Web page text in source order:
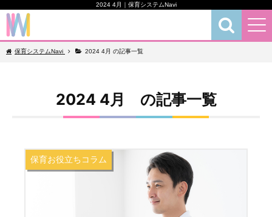
2024 4月｜保育システムNavi
保育システムNavi 2024 4月 の記事一覧
2024 4月 の記事一覧
保育お役立ちコラム
保育お役立ちコラム